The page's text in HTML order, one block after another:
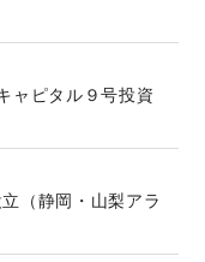
ャピタル９号投資
（静岡・山梨アラ